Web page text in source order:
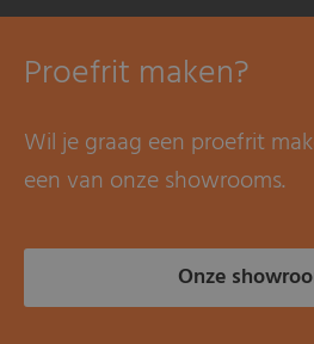
Proefrit maken?
Wil je graag een proefrit
een van onze showrooms.
Onze